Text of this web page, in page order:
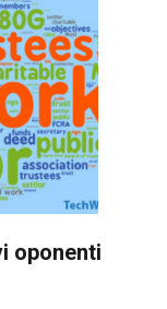
oponenti